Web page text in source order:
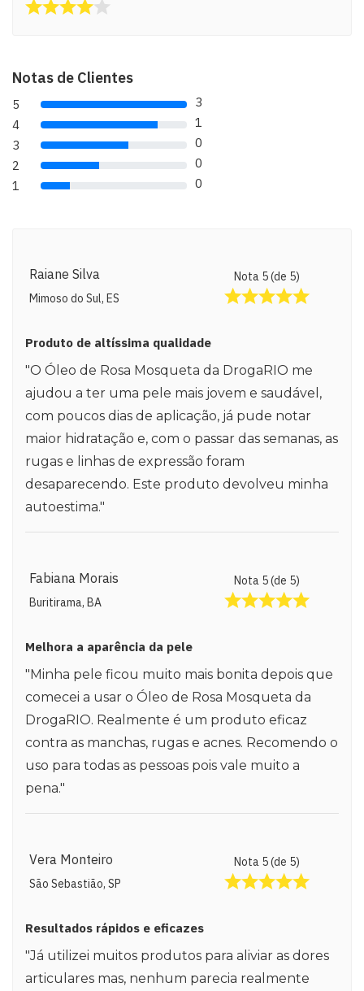
Notas de Clientes
5 80% Complete (danger)
3
4
80% Complete (danger)
1
3
80% Complete (danger)
0
2
80% Complete (danger)
0
1
80% Complete (danger)
0
Raiane Silva
Mimoso do Sul, ES
Nota 5 (de 5)
Produto de altíssima qualidade
"O Óleo de Rosa Mosqueta da DrogaRIO me
ajudou a ter uma pele mais jovem e saudável,
com poucos dias de aplicação, já pude notar
maior hidratação e, com o passar das semanas, as
rugas e linhas de expressão foram
desaparecendo. Este produto devolveu minha
autoestima."
Fabiana Morais
Buritirama, BA
Nota 5 (de 5)
Melhora a aparência da pele
"Minha pele ficou muito mais bonita depois que
comecei a usar o Óleo de Rosa Mosqueta da
DrogaRIO. Realmente é um produto eficaz
contra as manchas, rugas e acnes. Recomendo o
uso para todas as pessoas pois vale muito a
pena."
Vera Monteiro
São Sebastião, SP
Nota 5 (de 5)
Resultados rápidos e eficazes
"Já utilizei muitos produtos para aliviar as dores
articulares mas, nenhum parecia realmente